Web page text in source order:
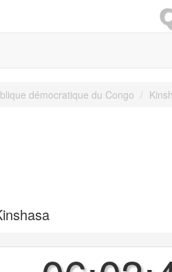
démocratique du Congo